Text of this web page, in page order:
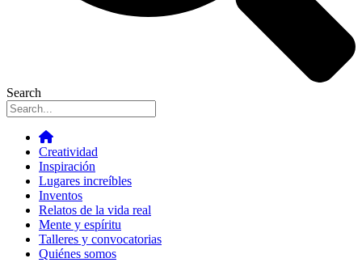
Search
Creatividad
Inspiración
Lugares increíbles
Inventos
Relatos de la vida real
Mente y espíritu
Talleres y convocatorias
Quiénes somos